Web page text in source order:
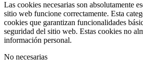
Las cookies necesarias son absolutamente
sitio web funcione correctamente. Esta
cookies que garantizan funcionalidades
seguridad del sitio web. Estas cookies no
información personal.
No necesarias